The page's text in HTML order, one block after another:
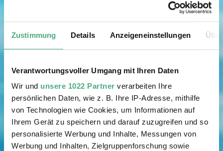
Zustimmung Details Anzeigeneinstellungen
Verantwortungsvoller Umgang mit Ihren Daten
Wir und unsere 1022 Partner verarbeiten Ihre
persönlichen Daten, wie z. B. Ihre IP-Adresse, mithilfe
von Technologien wie Cookies, um Informationen auf
Ihrem Gerät zu speichern und darauf zuzugreifen und so
personalisierte Werbung und Inhalte, Messungen von
Werbung und Inhalten, Zielgruppenforschung sowie